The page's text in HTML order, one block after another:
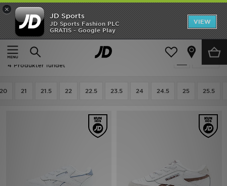
×
JD Sports
JD Sports Fashion PLC
GRATIS - Google Play
VIEW
Hjem
Børn Babysko (Størrelse 15-27) Alle Trainers
Børn - Reebok Alle Trainers
4 Produkter fundet
20 21 21.5 22 22.5 23.5 24 24.5 25 25.5
Hjem
UDSALG
Nyheder